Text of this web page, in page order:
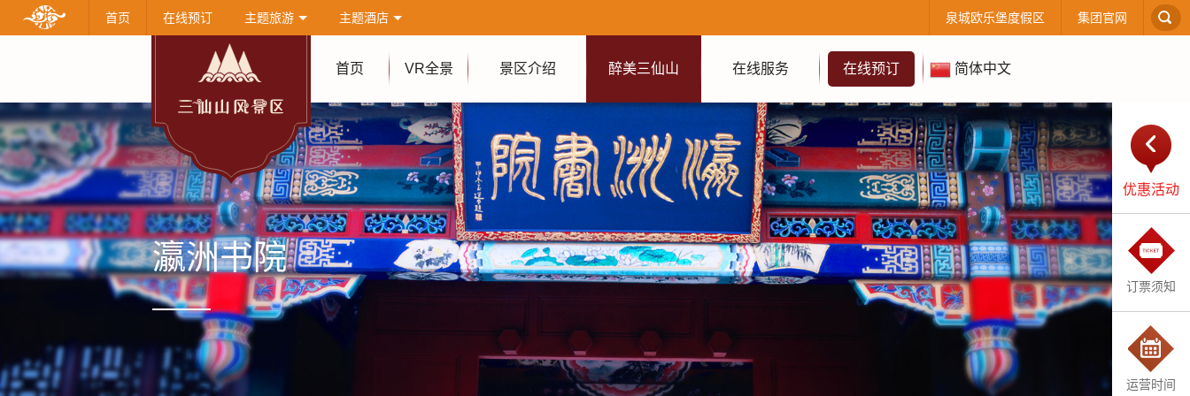
首页 在线预订 主题旅游 主题酒店 泉城欧乐堡度假区 集团官网
首页 VR全景 景区介绍 醉美三仙山 在线服务 在线预订 简体中文
优惠活动
订票须知
运营时间
瀛洲书院